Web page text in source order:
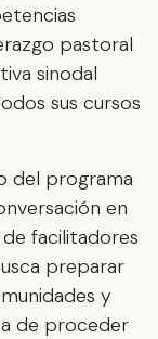
pastoral
sinodal
sus cursos
del programa
en
facilitadores
preparar
y
de proceder